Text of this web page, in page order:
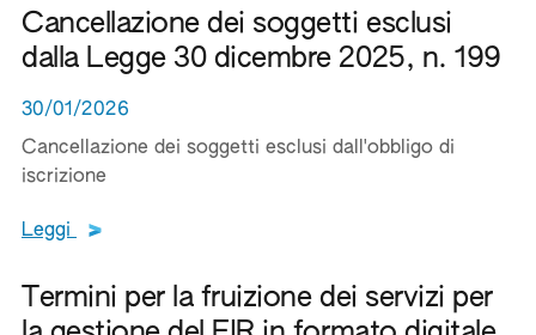
Cancellazione dei soggetti esclusi
dalla Legge 30 dicembre 2025, n. 199
30/01/2026
Cancellazione dei soggetti esclusi dall'obbligo di
iscrizione
Leggi Leggi tutto il testo del documento
Termini per la fruizione dei servizi per